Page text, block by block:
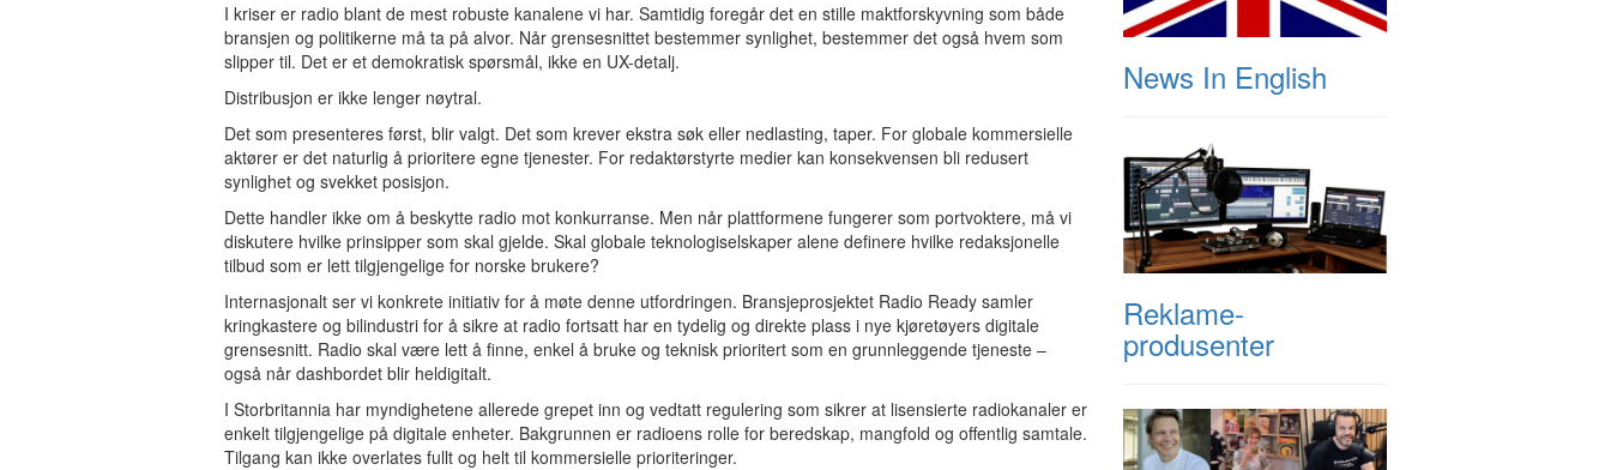
I kriser er radio blant de mest robuste kanalene vi har. Samtidig foregår det en stille maktforskyvning som både
bransjen og politikerne må ta på alvor. Når grensesnittet bestemmer synlighet, bestemmer det også hvem som
slipper til. Det er et demokratisk spørsmål, ikke en UX-detalj.
Distribusjon er ikke lenger nøytral.
Det som presenteres først, blir valgt. Det som krever ekstra søk eller nedlasting, taper. For globale kommersielle
aktører er det naturlig å prioritere egne tjenester. For redaktørstyrte medier kan konsekvensen bli redusert
synlighet og svekket posisjon.
Dette handler ikke om å beskytte radio mot konkurranse. Men når plattformene fungerer som portvoktere, må vi
diskutere hvilke prinsipper som skal gjelde. Skal globale teknologiselskaper alene definere hvilke redaksjonelle
tilbud som er lett tilgjengelige for norske brukere?
Internasjonalt ser vi konkrete initiativ for å møte denne utfordringen. Bransjeprosjektet Radio Ready samler
kringkastere og bilindustri for å sikre at radio fortsatt har en tydelig og direkte plass i nye kjøretøyers digitale
grensesnitt. Radio skal være lett å finne, enkel å bruke og teknisk prioritert som en grunnleggende tjeneste –
også når dashbordet blir heldigitalt.
I Storbritannia har myndighetene allerede grepet inn og vedtatt regulering som sikrer at lisensierte radiokanaler er
enkelt tilgjengelige på digitale enheter. Bakgrunnen er radioens rolle for beredskap, mangfold og offentlig samtale.
Tilgang kan ikke overlates fullt og helt til kommersielle prioriteringer.
News In English
Reklame-
produsenter